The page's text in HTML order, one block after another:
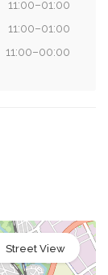
11:00–01:00
11:00–01:00
11:00–00:00
Street View